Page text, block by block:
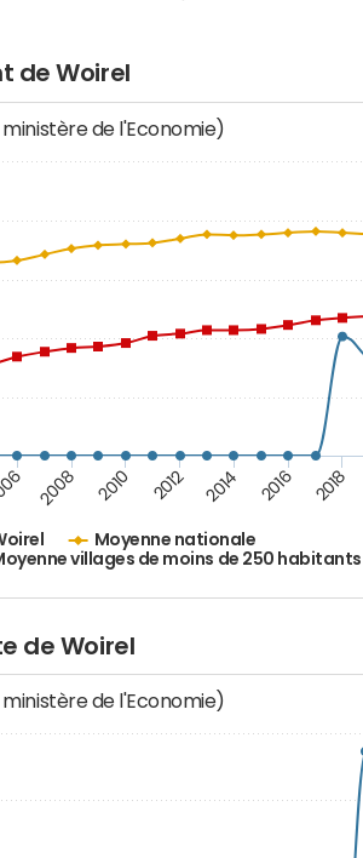
de Woirel
de l'Economie)
Moyenne nationale
villages de moins de 250 habitants
2008 2010 2012 2014 2016 2018
de Woirel
de l'Economie)